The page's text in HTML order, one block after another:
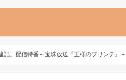
」配信特番～宝珠放送『王様のブリンチ』～